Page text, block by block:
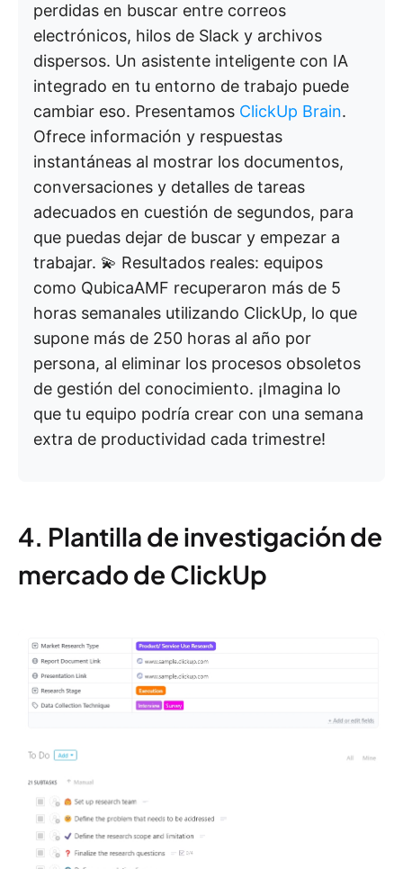
perdidas en buscar entre correos
electrónicos, hilos de Slack y archivos
dispersos. Un asistente inteligente con IA
integrado en tu entorno de trabajo puede
cambiar eso. Presentamos ClickUp Brain.
Ofrece información y respuestas
instantáneas al mostrar los documentos,
conversaciones y detalles de tareas
adecuados en cuestión de segundos, para
que puedas dejar de buscar y empezar a
trabajar. 💫 Resultados reales: equipos
como QubicaAMF recuperaron más de 5
horas semanales utilizando ClickUp, lo que
supone más de 250 horas al año por
persona, al eliminar los procesos obsoletos
de gestión del conocimiento. ¡Imagina lo
que tu equipo podría crear con una semana
extra de productividad cada trimestre!
4. Plantilla de investigación de
mercado de ClickUp